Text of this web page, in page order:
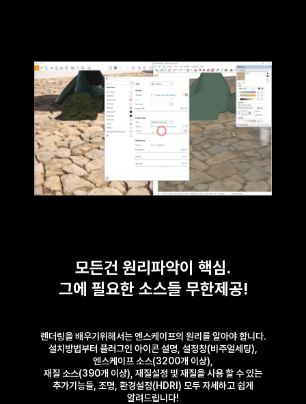
모든건 원리파악이 핵심.
그에 필요한 소스들 무한제공!
렌더링을 배우기위해서는 엔스케이프의 원리를 알아야 합니다.
설치방법부터 플러그인 아이콘 설명, 설정창(비주얼세팅),
엔스케이프 소스(3200개 이상),
재질 소스(390개 이상), 재질설정 및 재질을 사용 할 수 있는
추가기능들, 조명, 환경설정(HDRI) 모두 자세하고 쉽게
알려드립니다!